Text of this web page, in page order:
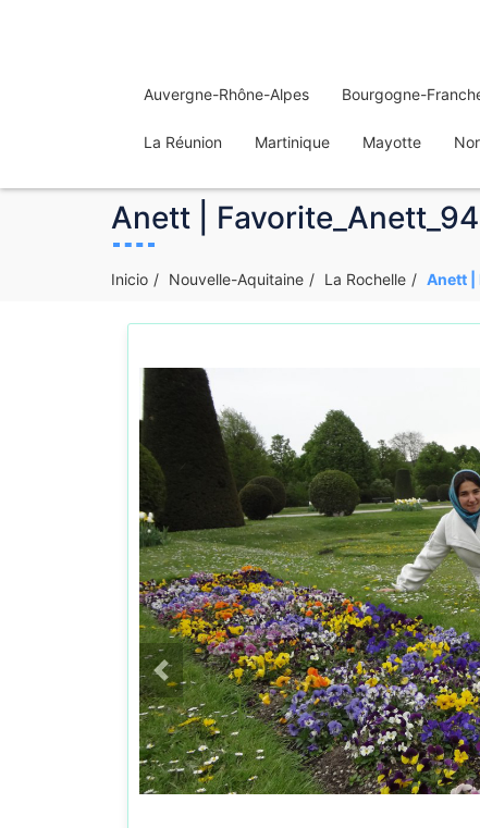
Auvergne-Rhône-Alpes Bourgogne-
La Réunion Martinique Mayotte
Anett |
Inicio Nouvelle-Aquitaine La Rochelle Anett |